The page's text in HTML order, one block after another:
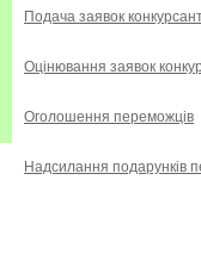
Подача заявок
Оцінювання заявок
Оголошення переможців
Надсилання подарунків